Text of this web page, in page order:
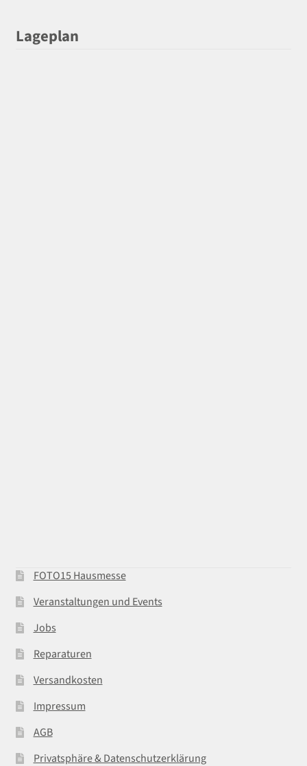
Lageplan
FOTO15 Hausmesse
Veranstaltungen und Events
Jobs
Reparaturen
Versandkosten
Impressum
AGB
Privatsphäre & Datenschutzerklärung